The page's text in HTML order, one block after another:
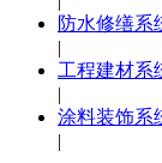
防水修缮系
|
工程建材系
|
涂料装饰系
|